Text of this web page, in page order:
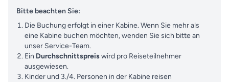
Bitte beachten Sie:
Die Buchung erfolgt in einer Kabine. Wenn Sie mehr als
eine Kabine buchen möchten, wenden Sie sich bitte an
unser Service-Team.
Ein Durchschnittspreiswird pro Reiseteilnehmer
ausgewiesen.
Kinder und 3./4. Personen in der Kabine reisen